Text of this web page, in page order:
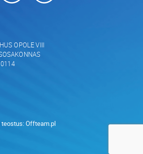
OPOLE VIII
teostus:Offteam.pl